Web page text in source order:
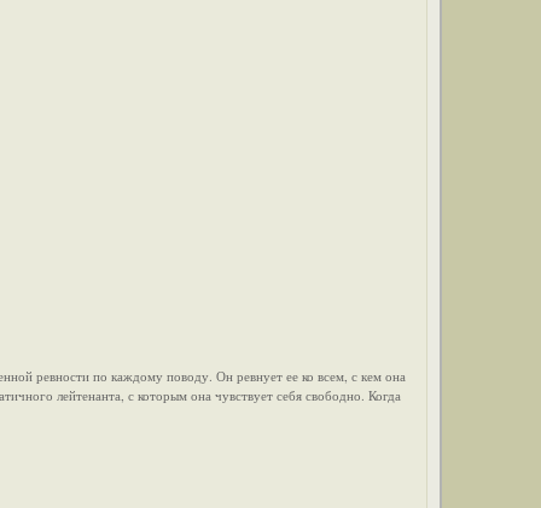
ревности по каждому поводу. Он ревнует ее ко всем, с кем она
лейтенанта, с которым она чувствует себя свободно. Когда